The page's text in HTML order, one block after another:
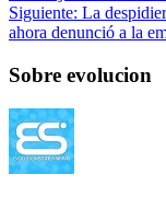
Siguiente: La
ahora denunció a la
Sobre evolucion